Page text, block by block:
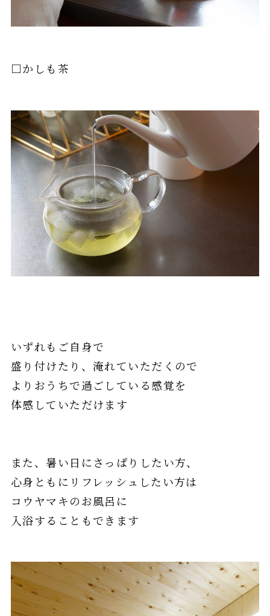
□かしも茶
いずれもご自身で
盛り付けたり、淹れていただくので
よりおうちで過ごしている感覚を
体感していただけます
また、暑い日にさっぱりしたい方、
心身ともにリフレッシュしたい方は
コウヤマキのお風呂に
入浴することもできます